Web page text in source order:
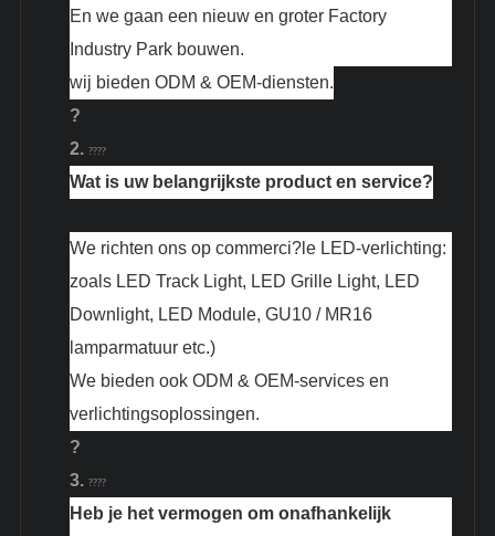
En we gaan een nieuw en groter Factory
Industry Park bouwen.
wij bieden ODM & OEM-diensten.
?
2. ????
Wat is uw belangrijkste product en service?
We richten ons op commerci?le LED-verlichting:
zoals LED Track Light, LED Grille Light, LED
Downlight, LED Module, GU10 / MR16
lamparmatuur etc.)
We bieden ook ODM & OEM-services en
verlichtingsoplossingen.
?
3. ????
Heb je het vermogen om onafhankelijk